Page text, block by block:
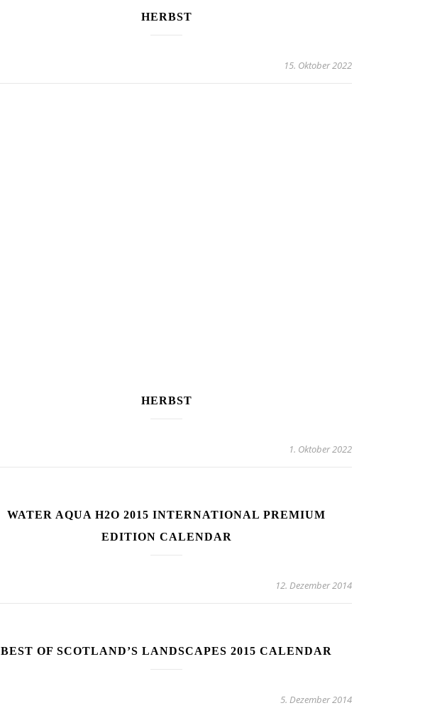
HERBST
15. Oktober 2022
HERBST
1. Oktober 2022
WATER AQUA H2O 2015 INTERNATIONAL PREMIUM
EDITION CALENDAR
12. Dezember 2014
BEST OF SCOTLAND’S LANDSCAPES 2015 CALENDAR
5. Dezember 2014